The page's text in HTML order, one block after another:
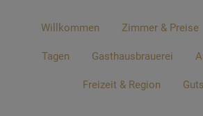
Willkommen Zimmer & Preise
Tagen Gasthausbrauerei
Freizeit & Region